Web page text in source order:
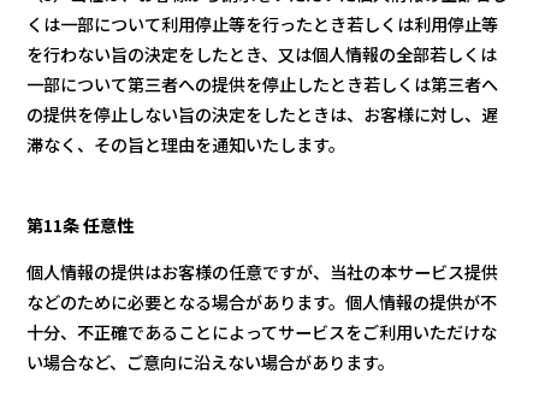
くは一部について利用停止等を行ったとき若しくは利用停止等
を行わない旨の決定をしたとき、又は個人情報の全部若しくは
一部について第三者への提供を停止したとき若しくは第三者へ
の提供を停止しない旨の決定をしたときは、お客様に対し、遅
滞なく、その旨と理由を通知いたします。
第11条 任意性
個人情報の提供はお客様の任意ですが、当社の本サービス提供
などのために必要となる場合があります。個人情報の提供が不
十分、不正確であることによってサービスをご利用いただけな
い場合など、ご意向に沿えない場合があります。